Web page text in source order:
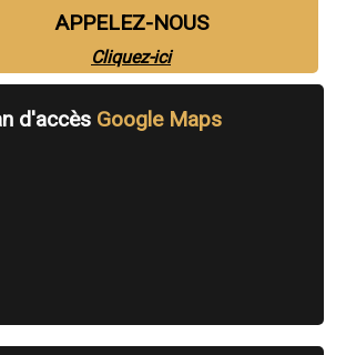
APPELEZ-NOUS
Cliquez-ici
d'accès Google Maps